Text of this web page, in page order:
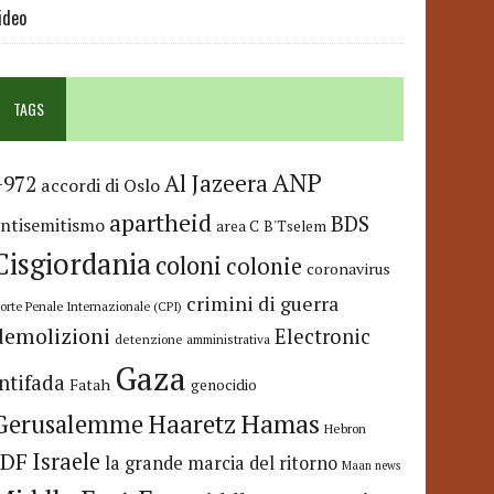
TAGS
accordi di OsloAl JazeeraANP
apartheid area C B'Tselem BDS
coloni colonie coronavirus
Penale Internazionale (CPI) crimini di guerra
detenzione amministrativa Electronic
Fatah Gaza genocidio
HaaretzHamas Hebron
Israele la grande marcia del ritorno Maan news